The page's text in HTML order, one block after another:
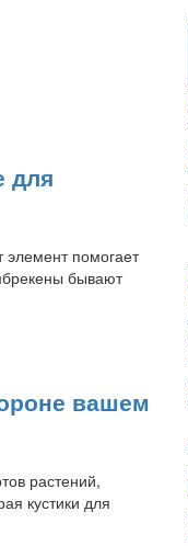
для
элемент помогает
бывают
вашем
растений,
кустики для